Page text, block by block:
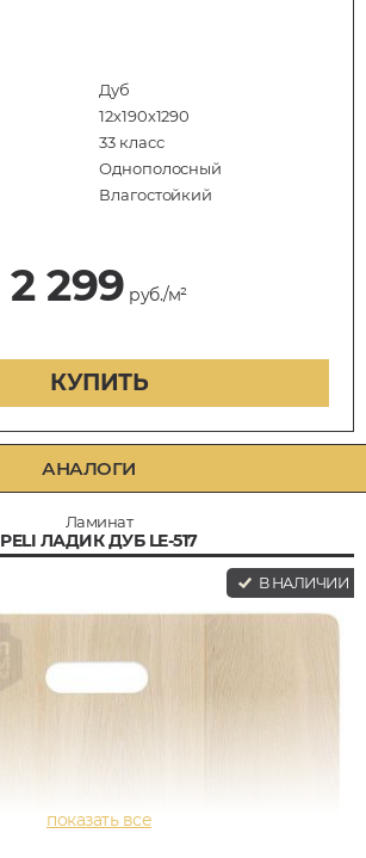
Дуб
12х190х1290
33 класс
Однополосный
Влагостойкий
2 299 руб./м²
КУПИТЬ
АНАЛОГИ
Ламинат
PELI ЛАДИК ДУБ LE-517
В НАЛИЧИИ